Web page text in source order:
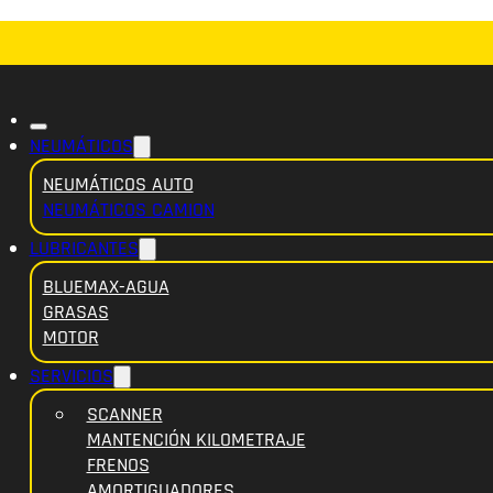
NEUMÁTICOS
NEUMÁTICOS AUTO
NEUMÁTICOS CAMION
LUBRICANTES
BLUEMAX-AGUA
GRASAS
MOTOR
SERVICIOS
SCANNER
MANTENCIÓN KILOMETRAJE
FRENOS